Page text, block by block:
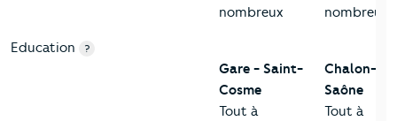
nombreux
nombreux
Education ?
Gare - Saint-
Cosme
Tout à
Chalon-
Saône
Tout à